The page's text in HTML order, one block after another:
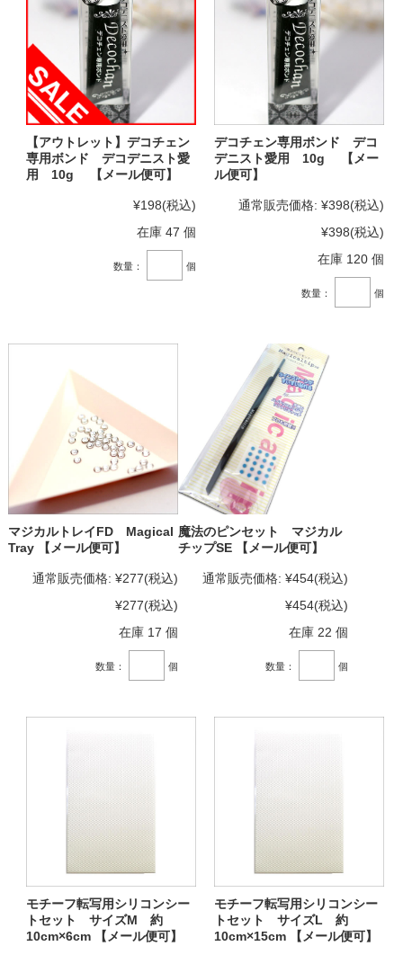
【アウトレット】デコチェン
専用ボンド デコデニスト愛
用 10g 【メール便可】
¥198(税込)
在庫 47 個
数量： 個
デコチェン専用ボンド デコ
デニスト愛用 10g 【メー
ル便可】
通常販売価格: ¥398(税込)
¥398(税込)
在庫 120 個
数量： 個
マジカルトレイFD Magical
Tray 【メール便可】
通常販売価格: ¥277(税込)
¥277(税込)
在庫 17 個
数量： 個
魔法のピンセット マジカル
チップSE 【メール便可】
通常販売価格: ¥454(税込)
¥454(税込)
在庫 22 個
数量： 個
モチーフ転写用シリコンシー
トセット サイズM 約
10cm×6cm 【メール便可】
モチーフ転写用シリコンシー
トセット サイズL 約
10cm×15cm 【メール便可】